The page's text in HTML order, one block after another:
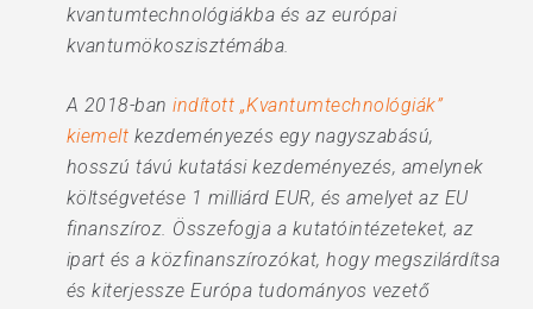
kvantumtechnológiákba és az európai
kvantumökoszisztémába.
A 2018-banindított „Kvantumtechnológiák”
kiemelt kezdeményezés egy nagyszabású,
hosszú távú kutatási kezdeményezés, amelynek
költségvetése 1 milliárd EUR, és amelyet az EU
finanszíroz. Összefogja a kutatóintézeteket, az
ipart és a közfinanszírozókat, hogy megszilárdítsa
és kiterjessze Európa tudományos vezető